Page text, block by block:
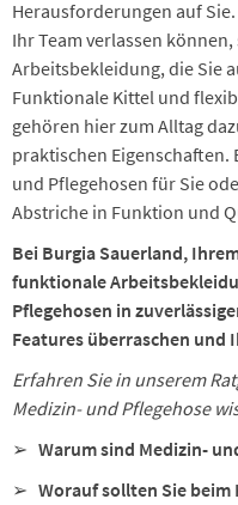
Herausforderungen auf
Ihr Team verlassen
Arbeitsbekleidung, die Sie
Funktionale Kittel und
gehören hier zum Alltag
praktischen Eigenschaften.
und Pflegehosen für Sie
Abstriche in Funktion und
Bei Burgia Sauerland,
funktionale
Pflegehosen in
Features überraschen
Erfahren Sie in unserem
Medizin- und Pflegehose
➢ Warum sind Medizin-
➢ Worauf sollten Sie beim